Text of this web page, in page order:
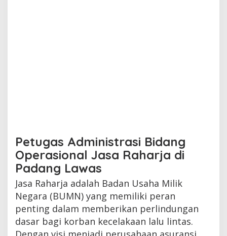
Petugas Administrasi Bidang
Operasional Jasa Raharja di
Padang Lawas
Jasa Raharja adalah Badan Usaha Milik
Negara (BUMN) yang memiliki peran
penting dalam memberikan perlindungan
dasar bagi korban kecelakaan lalu lintas.